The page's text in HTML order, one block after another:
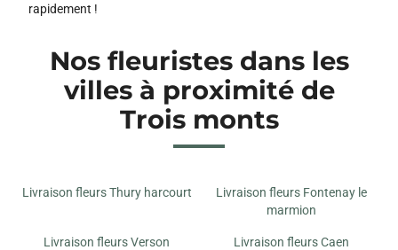
rapidement !
Nos fleuristes dans les
villes à proximité de
Trois monts
Livraison fleurs Thury harcourt
Livraison fleurs Fontenay le
marmion
Livraison fleurs Verson Livraison fleurs Caen